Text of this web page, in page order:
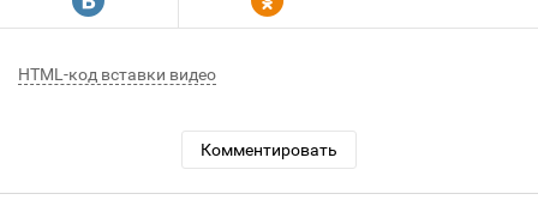
HTML-код вставки видео
Комментировать